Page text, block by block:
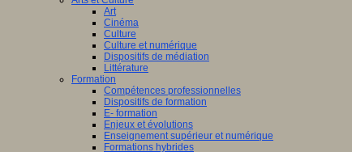
Art
Cinéma
Culture
Culture et numérique
Dispositifs de médiation
Littérature
Formation
Compétences professionnelles
Dispositifs de formation
E- formation
Enjeux et évolutions
Enseignement supérieur et numérique
Formations hybrides